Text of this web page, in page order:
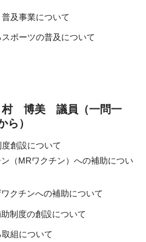
及事業について
ポーツの普及について
博美 議員（一問一
ら）
創設について
（MRワクチン）への補助につい
クチンへの補助について
制度の創設について
組について